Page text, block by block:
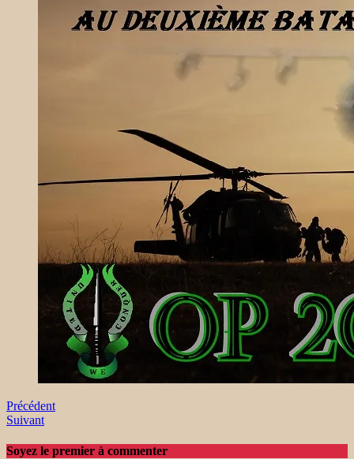
Précédent
Suivant
Soyez le premier à commenter